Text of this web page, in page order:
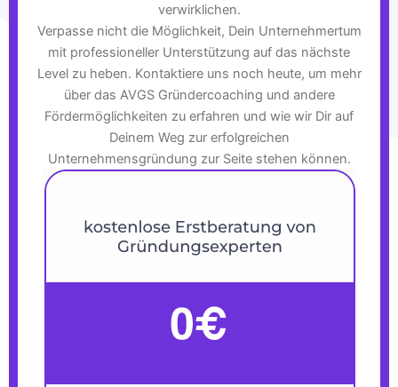
verwirklichen.
Verpasse nicht die Möglichkeit, Dein Unternehmertum
mit professioneller Unterstützung auf das nächste
Level zu heben. Kontaktiere uns noch heute, um mehr
über das AVGS Gründercoaching und andere
Fördermöglichkeiten zu erfahren und wie wir Dir auf
Deinem Weg zur erfolgreichen
Unternehmensgründung zur Seite stehen können.